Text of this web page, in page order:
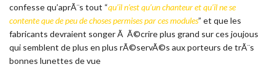
confesse qu’aprÃ¨s tout “qu’il n’est qu’un chanteur et qu’il ne se
contente que de peu de choses permises par ces modules” et que les
fabricants devraient songer Ã Ã©crire plus grand sur ces joujous
qui semblent de plus en plus rÃ©servÃ©s aux porteurs de trÃ¨s
bonnes lunettes de vue